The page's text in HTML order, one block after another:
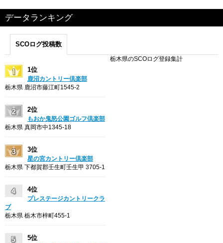
データランキング
SCOログ投稿数
栃木県のSCOログ登録集計
1位
鹿沼カントリー倶楽部
栃木県 鹿沼市藤江町1545-2
2位
もおか鬼怒公園ゴルフ倶楽部
栃木県 真岡市中1345-18
3位
星の宮カントリー倶楽部
栃木県 下都賀郡壬生町壬生甲 3705-1
4位
プレステージカントリークラ
ブ
栃木県 栃木市梓町455-1
5位